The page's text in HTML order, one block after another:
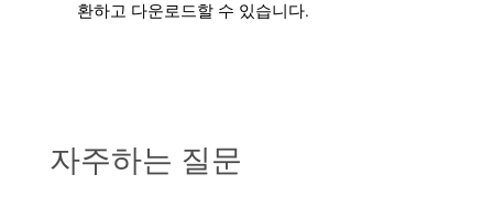
환하고 다운로드할 수 있습니다.
자주하는 질문